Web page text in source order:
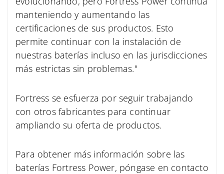
manteniendo y aumentando las
certificaciones de sus productos. Esto
permite continuar con la instalación de
nuestras baterías incluso en las jurisdicciones
más estrictas sin problemas."
Fortress se esfuerza por seguir trabajando
con otros fabricantes para continuar
ampliando su oferta de productos.
Para obtener más información sobre las
baterías Fortress Power, póngase en contacto